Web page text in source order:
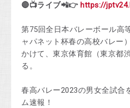
🔴📺ライブ📲👉 https://
第75回全日本バレーボール高
ャパネット杯春の高校バレー
かけて、東京体育館（東京都
る。
春高バレー2023の男女全試合
ム速報！